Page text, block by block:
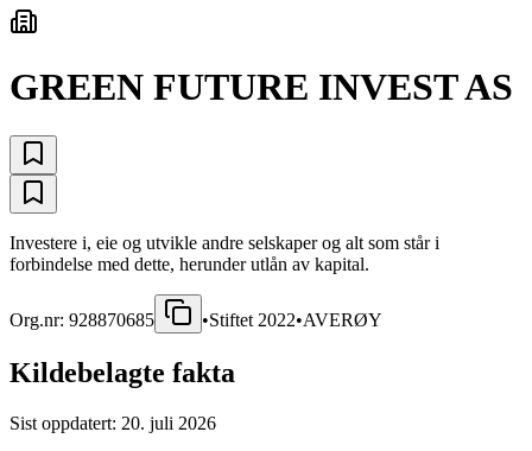
GREEN FUTURE INVEST AS
Investere i, eie og utvikle andre selskaper og alt som står i
forbindelse med dette, herunder utlån av kapital.
Org.nr: 928870685 •Stiftet 2022•AVERØY
Kildebelagte fakta
Sist oppdatert: 20. juli 2026